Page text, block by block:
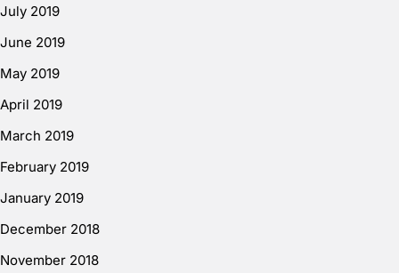
July 2019
June 2019
May 2019
April 2019
March 2019
February 2019
January 2019
December 2018
November 2018